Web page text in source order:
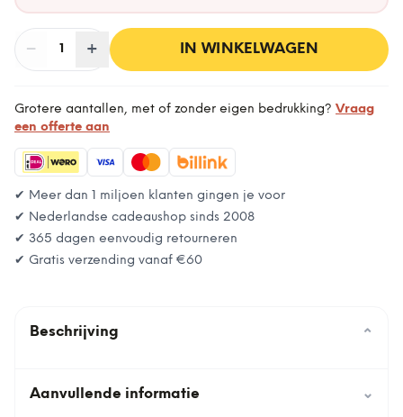
− Aantal
1 + IN WINKELWAGEN
Grotere aantallen, met of zonder eigen bedrukking? Vraag
een offerte aan
✔ Meer dan 1 miljoen klanten gingen je voor
✔ Nederlandse cadeaushop sinds 2008
✔ 365 dagen eenvoudig retourneren
✔ Gratis verzending vanaf €60
Beschrijving ⌄
Aanvullende informatie ⌄